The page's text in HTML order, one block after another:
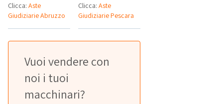
Clicca: Aste
Giudiziarie Abruzzo
Clicca:Aste
Giudiziarie Pescara
Vuoi vendere con
noi i tuoi
macchinari?